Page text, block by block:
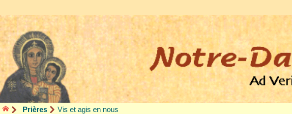
Prières Vis et agis en nous